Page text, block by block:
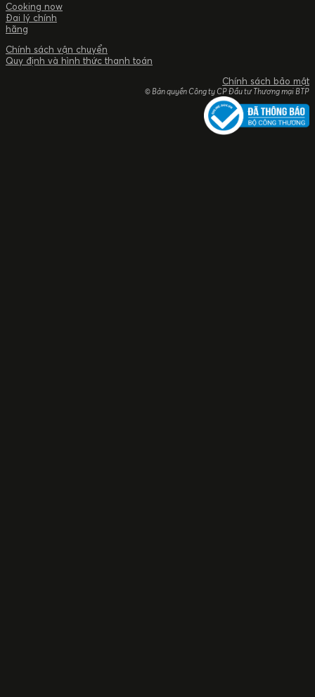
Cooking now
Đai lý chính
hãng
Chính sách vận chuyển
Quy định và hình thức thanh toán
Chính sách bảo mật
© Bản quyền Công ty CP Đầu tư Thương mại BTP